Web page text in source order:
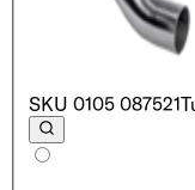
SKU 0105 087521